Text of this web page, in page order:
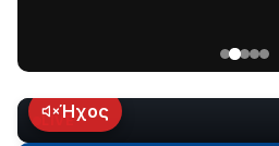
Ναυπάκτου
εδώ
και
LIVEΉχος